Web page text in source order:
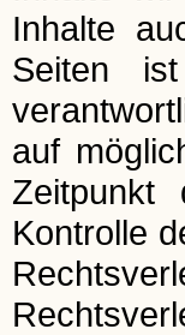
Inhalte
Seiten
auf
Zeitpunkt
Kontrolle